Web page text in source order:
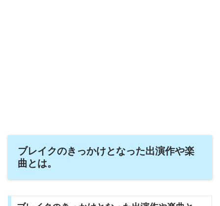
ブレイクのきっかけとなった出演作や楽
曲とは。